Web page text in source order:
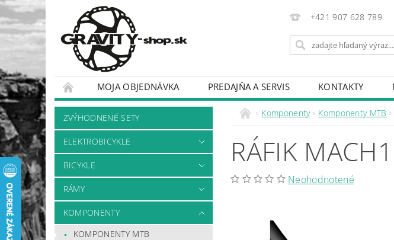
+421 907 628 789
MOJA OBJEDNÁVKA PREDAJŇA A SERVIS KONTAKTY
BICYKLE
RÁMY
ZVÝHODNENÉ SETY
ELEKTROBICYKLE
BICYKLE
RÁMY
KOMPONENTY
KOMPONENTY MTB
Komponenty Komponenty MTB
RÁFIK
Neohodnotené